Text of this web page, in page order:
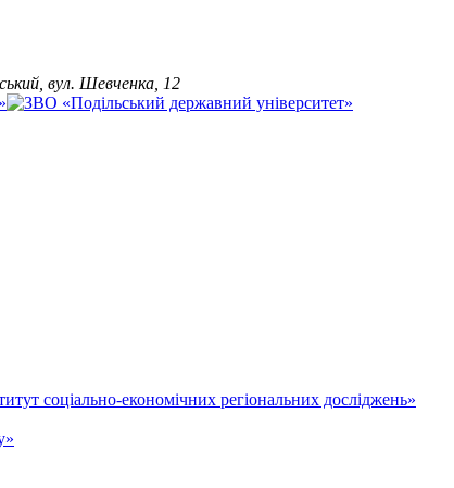
вул. Шевченка, 12
соціально-економічних регіональних досліджень»